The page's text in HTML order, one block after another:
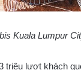
Kuala Lumpur
triệu lượt khách